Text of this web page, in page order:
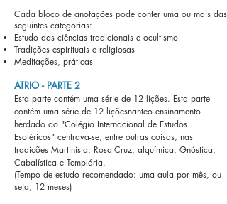
Cada bloco de anotações pode conter uma ou mais das
seguintes categorias:
Estudo das ciências tradicionais e ocultismo
Tradições espirituais e religiosas
Meditações, práticas
ATRIO - PARTE 2
Esta parte contém uma série de 12 lições. Esta parte
contém uma série de 12 liçõesnanteo ensinamento
herdado do "Colégio Internacional de Estudos
Esotéricos" centrava-se, entre outras coisas, nas
tradições Martinista, Rosa-Cruz, alquímica, Gnóstica,
Cabalística e Templária.
(Tempo de estudo recomendado: uma aula por mês, ou
seja, 12 meses)